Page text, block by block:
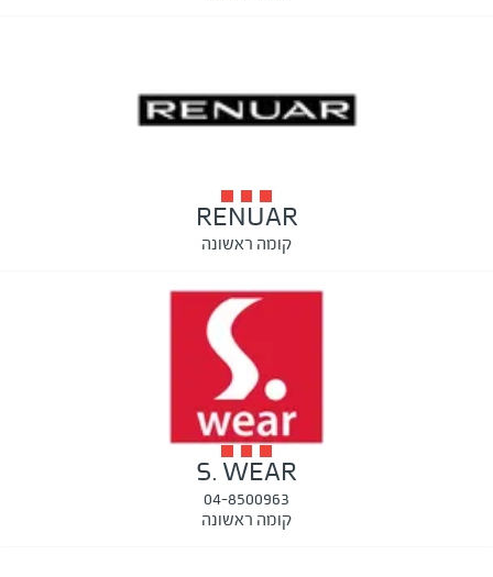
RENUAR
קומה ראשונה
S. WEAR
04-8500963
קומה ראשונה